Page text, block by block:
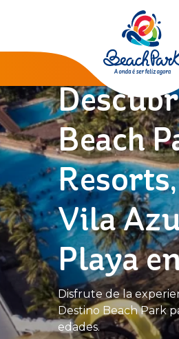
Beach
Vila
Playa
Disfrute de la
Destino Beach Park
edades.